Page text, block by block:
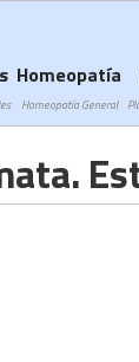
Homeopatía
Homeopatía General